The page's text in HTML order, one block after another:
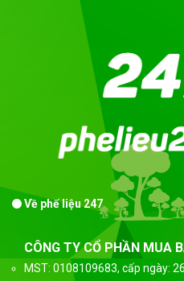
Về phế liệu 247
CÔNG TY CỔ PHẦN MUA
MST: 0108109683, cấp ngày: